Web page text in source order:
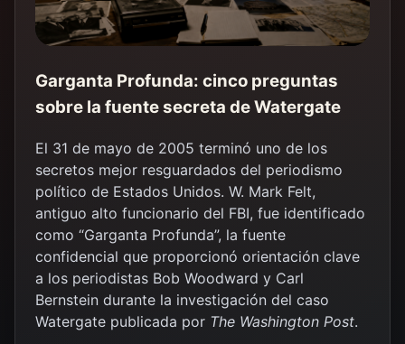
Garganta Profunda: cinco preguntas
sobre la fuente secreta de Watergate
El 31 de mayo de 2005 terminó uno de los
secretos mejor resguardados del periodismo
político de Estados Unidos. W. Mark Felt,
antiguo alto funcionario del FBI, fue identificado
como “Garganta Profunda”, la fuente
confidencial que proporcionó orientación clave
a los periodistas Bob Woodward y Carl
Bernstein durante la investigación del caso
Watergate publicada por The Washington Post.